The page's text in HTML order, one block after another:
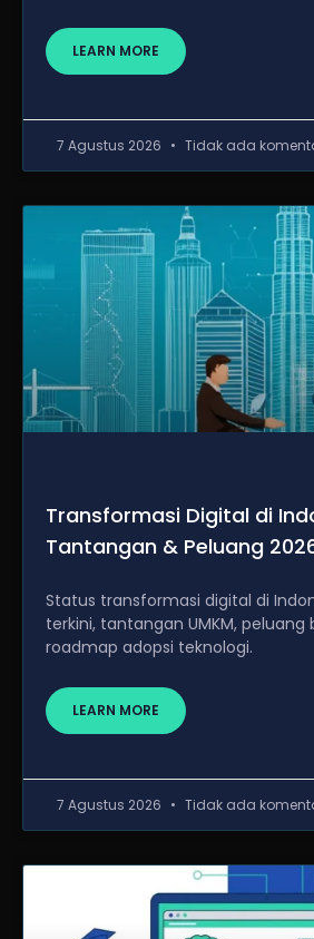
LEARN MORE
7 Agustus 2026 Tidak ada
Transformasi Digital di
Tantangan & Peluang
Status transformasi digital di
terkini, tantangan UMKM, peluang
roadmap adopsi teknologi.
LEARN MORE
7 Agustus 2026 Tidak ada